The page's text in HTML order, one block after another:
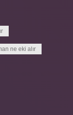
ne eki alır